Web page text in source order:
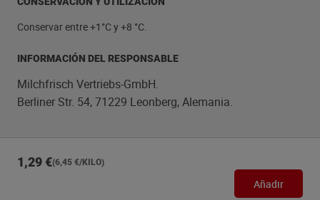
Conservar entre +1°C y +8 °C.
INFORMACIÓN DEL RESPONSABLE
Milchfrisch Vertriebs-GmbH.
Berliner Str. 54, 71229 Leonberg, Alemania.
1,29 €(6,45 €/KILO)
Añadir